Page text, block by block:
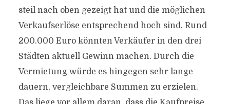
steil nach oben gezeigt hat und die möglichen
Verkaufserlöse entsprechend hoch sind. Rund
200.000 Euro könnten Verkäufer in den drei
Städten aktuell Gewinn machen. Durch die
Vermietung würde es hingegen sehr lange
dauern, vergleichbare Summen zu erzielen.